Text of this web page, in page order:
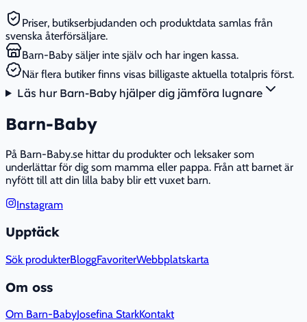
Priser, butikserbjudanden och produktdata samlas från
svenska återförsäljare.
Barn-Baby säljer inte själv och har ingen kassa.
När flera butiker finns visas billigaste aktuella totalpris först.
Läs hur Barn-Baby hjälper dig jämföra lugnare
Barn-Baby
På Barn-Baby.se hittar du produkter och leksaker som
underlättar för dig som mamma eller pappa. Från att barnet är
nyfött till att din lilla baby blir ett vuxet barn.
Instagram
Upptäck
Sök produkterBloggFavoriterWebbplatskarta
Om oss
Om Barn-BabyJosefina StarkKontakt